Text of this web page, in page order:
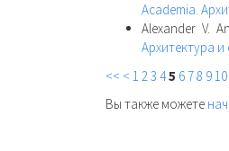
Academia.
Alexander V.
Архитектура
<< < 1 2 3 45 6 78 9 10
Вы также можете